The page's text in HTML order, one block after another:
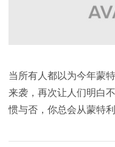
当所有人都以为今年蒙
来袭，再次让人们明白
惯与否，你总会从蒙特